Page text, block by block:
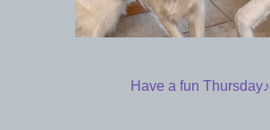
Have a fun Thursday♪